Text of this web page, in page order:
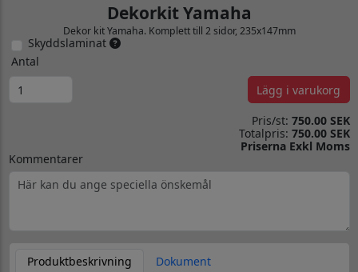
Dekorkit Yamaha
Dekor kit Yamaha. Komplett till 2 sidor, 235x147mm
Skyddslaminat
Antal
Lägg i varukorg
Pris/st: 750.00 SEK
Totalpris: 750.00 SEK
Priserna Exkl Moms
Kommentarer
Produktbeskrivning
Dokument